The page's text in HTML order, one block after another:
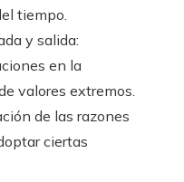
tiempo.
y salida:
en la
valores extremos.
de las razones
ciertas